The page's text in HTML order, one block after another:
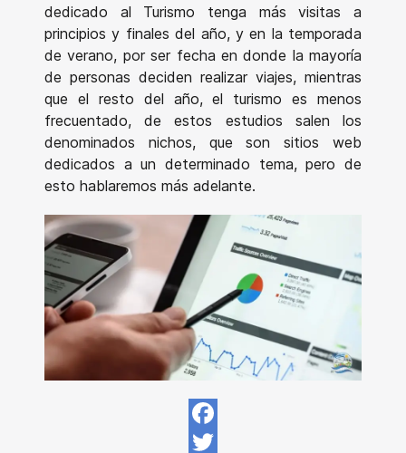
dedicado al Turismo tenga más visitas a
principios y finales del año, y en la temporada
de verano, por ser fecha en donde la mayoría
de personas deciden realizar viajes, mientras
que el resto del año, el turismo es menos
frecuentado, de estos estudios salen los
denominados nichos, que son sitios web
dedicados a un determinado tema, pero de
esto hablaremos más adelante.
Facebook